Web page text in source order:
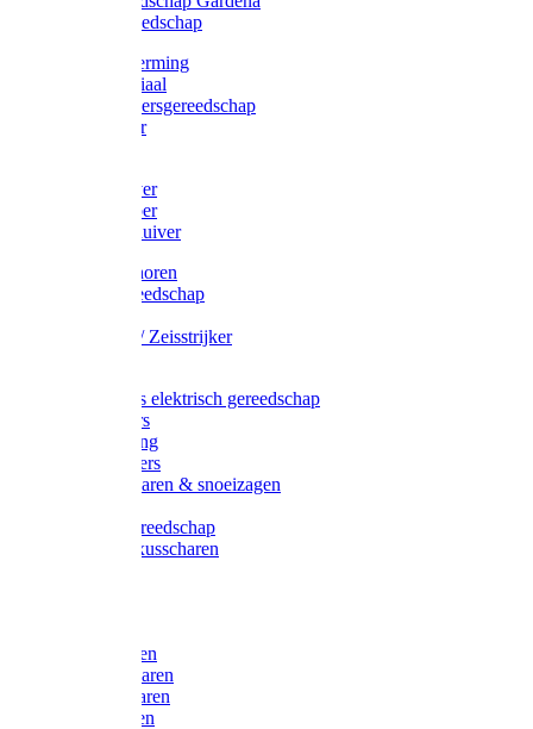
Kindergereedschap
Kniebescherming
Afzetmateriaal
Stratenmakersgereedschap
Straathamer
Mestschuiver
Mestschraper
Sneeuwschuiver
Zeis toebehoren
Baggergereedschap
Wetstenen / Zeisstrijker
Accessoires elektrisch gereedschap
Grasmaaiers
Tuinreiniging
Robotmaaiers
Heggenscharen & snoeizagen
Klussen gereedschap
Gras & buxusscharen
Snoeischaren
Heggenscharen
Takkenscharen
Snoeimessen